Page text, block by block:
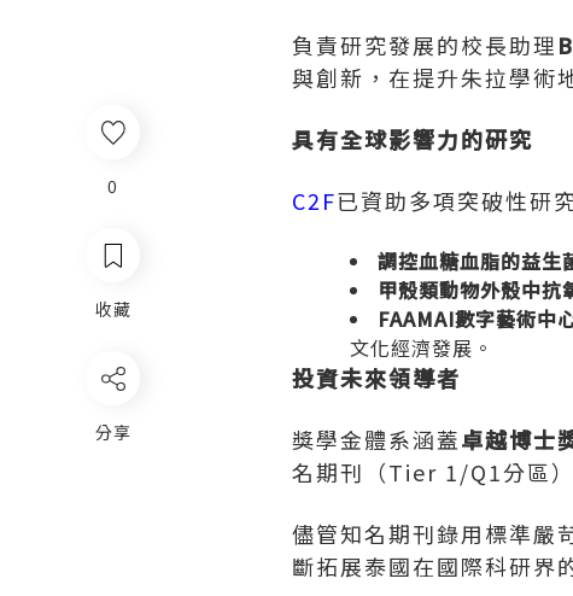
0
收藏
分享
負責研究發展的校長助理
與創新，在提升朱拉學術
具有全球影響力的研究
C2F已資助多項突破性研
調控血糖血脂的益生
甲殼類動物外殼中抗
FAAMAI數字藝術中
文化經濟發展。
投資未來領導者
獎學金體系涵蓋卓越博士
名期刊（Tier 1/Q1分區
儘管知名期刊錄用標準嚴
斷拓展泰國在國際科研界